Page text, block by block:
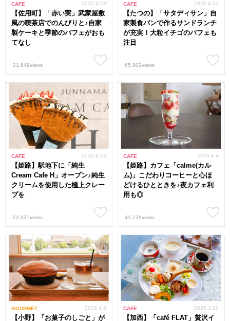
CAFE
【佐用町】「赤い実」武家屋敷
風の喫茶店でのんびりと♪自家
製ケーキと季節のパフェがおも
てなし
2026.4.23
21,649views
CAFE
【たつの】「サタディサン」自
家製食パンで作るサンドランチ
が充実！大粒イチゴのパフェも
注目
2026.4.21
65,802views
CAFE
【姫路】駅地下に「純生
Cream Cafe H」オープン♪純生
クリームを使用した極上クレー
プを
2026.4.18
22,837views
CAFE
【姫路】カフェ「calme(カル
ム)」こだわりコーヒーと心ほ
どけるひとときを♪夜カフェ利
用も◎
2026.4.4
41,726views
GOURMET
【小野】「お菓子のしごと」が
2026.4.3 CAFE
【加西】「café FLAT」贅沢イ
2026.3.20